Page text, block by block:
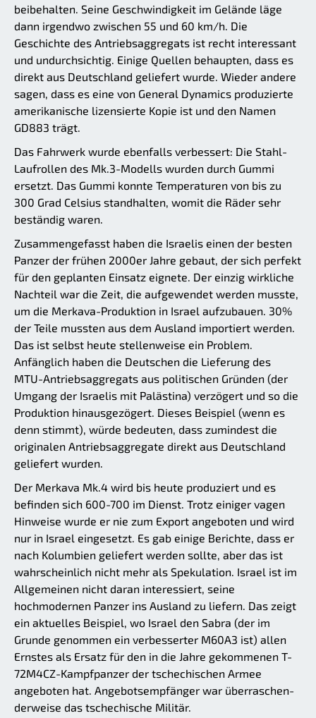
beibehalten. Seine Geschwindigkeit im Gelände läge
dann irgendwo zwischen 55 und 60 km/h. Die
Geschichte des Antriebsaggregats ist recht interessant
und undurchsichtig. Einige Quellen behaupten, dass es
direkt aus Deutschland geliefert wurde. Wieder andere
sagen, dass es eine von General Dynamics produzierte
amerikanische lizensierte Kopie ist und den Namen
GD883 trägt.
Das Fahrwerk wurde ebenfalls verbessert: Die Stahl-
Laufrollen des Mk.3-Modells wurden durch Gummi
ersetzt. Das Gummi konnte Temperaturen von bis zu
300 Grad Celsius standhalten, womit die Räder sehr
beständig waren.
Zusammengefasst haben die Israelis einen der besten
Panzer der frühen 2000er Jahre gebaut, der sich perfekt
für den geplanten Einsatz eignete. Der einzig wirkliche
Nachteil war die Zeit, die aufgewendet werden musste,
um die Merkava-Produktion in Israel aufzubauen. 30%
der Teile mussten aus dem Ausland importiert werden.
Das ist selbst heute stellenweise ein Problem.
Anfänglich haben die Deutschen die Lieferung des
MTU-Antriebsaggregats aus politischen Gründen (der
Umgang der Israelis mit Palästina) verzögert und so die
Produktion hinausgezögert. Dieses Beispiel (wenn es
denn stimmt), würde bedeuten, dass zumindest die
originalen Antriebsaggregate direkt aus Deutschland
geliefert wurden.
Der Merkava Mk.4 wird bis heute produziert und es
befinden sich 600-700 im Dienst. Trotz einiger vagen
Hinweise wurde er nie zum Export angeboten und wird
nur in Israel eingesetzt. Es gab einige Berichte, dass er
nach Kolumbien geliefert werden sollte, aber das ist
wahrscheinlich nicht mehr als Spekulation. Israel ist im
Allgemeinen nicht daran interessiert, seine
hochmodernen Panzer ins Ausland zu liefern. Das zeigt
ein aktuelles Beispiel, wo Israel den Sabra (der im
Grunde genommen ein verbesserter M60A3 ist) allen
Ernstes als Ersatz für den in die Jahre gekommenen T-
72M4CZ-Kampfpanzer der tschechischen Armee
angeboten hat. Angebotsempfänger war über­ra­schen­
der­wei­se das tschechische Militär.